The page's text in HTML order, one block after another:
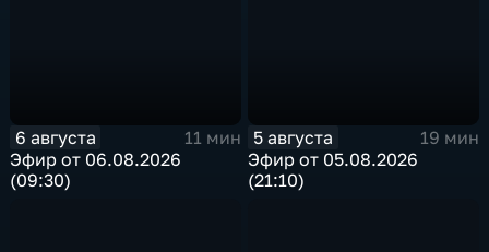
6 августа
11 мин
Эфир от 06.08.2026
(09:30)
5 августа
19 мин
Эфир от 05.08.2026
(21:10)